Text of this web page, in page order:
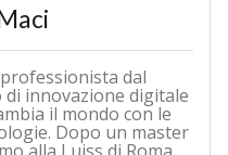
dal
di innovazione digitale
il mondo con le
Dopo un master